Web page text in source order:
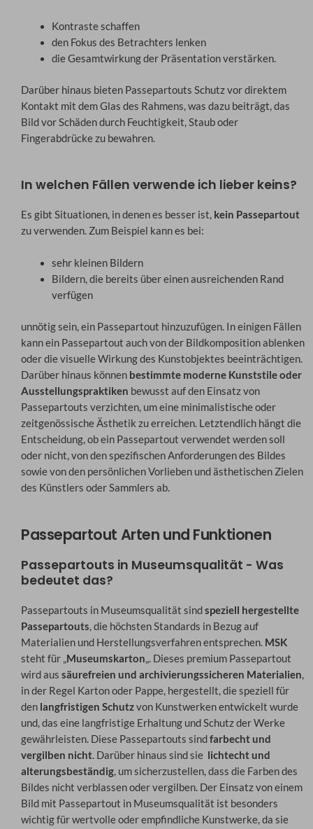
Kontraste schaffen
den Fokus des Betrachters lenken
die Gesamtwirkung der Präsentation verstärken.
Darüber hinaus bieten Passepartouts Schutz vor direktem
Kontakt mit dem Glas des Rahmens, was dazu beiträgt, das
Bild vor Schäden durch Feuchtigkeit, Staub oder
Fingerabdrücke zu bewahren.
In welchen Fällen verwende ich lieber keins?
Es gibt Situationen, in denen es besser ist, kein Passepartout
zu verwenden. Zum Beispiel kann es bei:
sehr kleinen Bildern
Bildern, die bereits über einen ausreichenden Rand
verfügen
unnötig sein, ein Passepartout hinzuzufügen. In einigen Fällen
kann ein Passepartout auch von der Bildkomposition ablenken
oder die visuelle Wirkung des Kunstobjektes beeinträchtigen.
Darüber hinaus können bestimmte moderne Kunststile oder
Ausstellungspraktiken bewusst auf den Einsatz von
Passepartouts verzichten, um eine minimalistische oder
zeitgenössische Ästhetik zu erreichen. Letztendlich hängt die
Entscheidung, ob ein Passepartout verwendet werden soll
oder nicht, von den spezifischen Anforderungen des Bildes
sowie von den persönlichen Vorlieben und ästhetischen Zielen
des Künstlers oder Sammlers ab.
Passepartout Arten und Funktionen
Passepartouts in Museumsqualität - Was
bedeutet das?
Passepartouts in Museumsqualität sindspeziell hergestellte
Passepartouts, die höchsten Standards in Bezug auf
Materialien und Herstellungsverfahren entsprechen. MSK
steht für „Museumskarton„. Dieses premium Passepartout
wird aus säurefreien und archivierungssicheren Materialien,
in der Regel Karton oder Pappe, hergestellt, die speziell für
den langfristigen Schutzvon Kunstwerken entwickelt wurde
und, das eine langfristige Erhaltung und Schutz der Werke
gewährleisten. Diese Passepartouts sindfarbecht und
vergilben nicht. Darüber hinaus sind sie lichtecht und
alterungsbeständig, um sicherzustellen, dass die Farben des
Bildes nicht verblassen oder vergilben. Der Einsatz von einem
Bild mit Passepartout in Museumsqualität ist besonders
wichtig für wertvolle oder empfindliche Kunstwerke, da sie